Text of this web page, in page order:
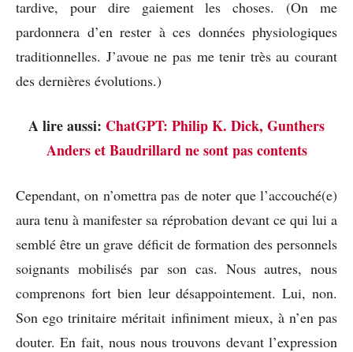
tardive, pour dire gaiement les choses. (On me
pardonnera d’en rester à ces données physiologiques
traditionnelles. J’avoue ne pas me tenir très au courant
des dernières évolutions.)
A lire aussi: ChatGPT: Philip K. Dick, Gunthers
Anders et Baudrillard ne sont pas contents
Cependant, on n’omettra pas de noter que l’accouché(e)
aura tenu à manifester sa réprobation devant ce qui lui a
semblé être un grave déficit de formation des personnels
soignants mobilisés par son cas. Nous autres, nous
comprenons fort bien leur désappointement. Lui, non.
Son ego trinitaire méritait infiniment mieux, à n’en pas
douter. En fait, nous nous trouvons devant l’expression